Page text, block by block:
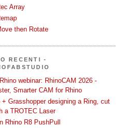
Array
then Rotate
RECENTI -
webinar: RhinoCAM 2026 -
Smarter CAM for Rhino
+ Grasshopper designing a Ring, cut
a TROTEC Laser
Rhino R8 PushPull